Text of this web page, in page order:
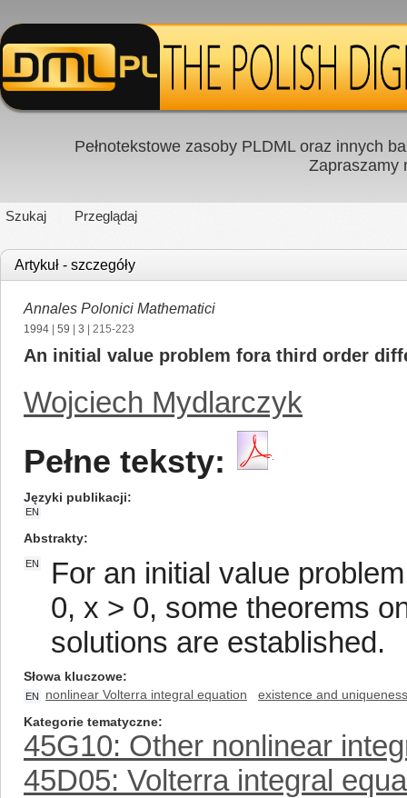
Pełnotekstowe zasoby PLDML oraz innych
Zapraszamy
Szukaj Przeglądaj
Artykuł - szczegóły
Annales Polonici Mathematici
1994 59 3 | 215-223
An initial value problem fora third order
Wojciech Mydlarczyk
Pełne teksty:
Języki publikacji
EN
Abstrakty
EN
For an initial value
0, x > 0, some theorems
solutions are established.
Słowa kluczowe
EN nonlinear Volterra integral equation
existence and
Kategorie tematyczne
45G10: Other nonlinear
45D05: Volterra integral